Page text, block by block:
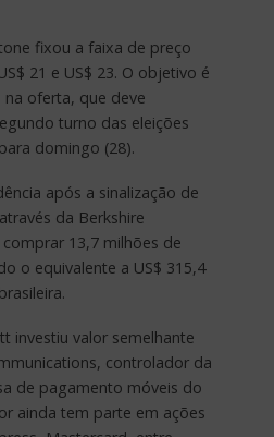
fixou a faixa de preço
21 e US$ 23. O objetivo é
na oferta, que deve
turno das eleições
domingo (28).
após a sinalização de
da Berkshire
13,7 milhões de
o equivalente a US$ 315,4
investiu valor semelhante
controlador da
de pagamento móveis do
ainda tem parte em ações